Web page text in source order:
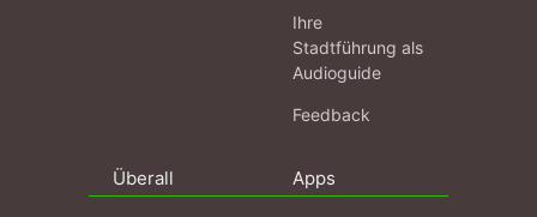
Ihre
Stadtführung als
Audioguide
Feedback
Überall Apps